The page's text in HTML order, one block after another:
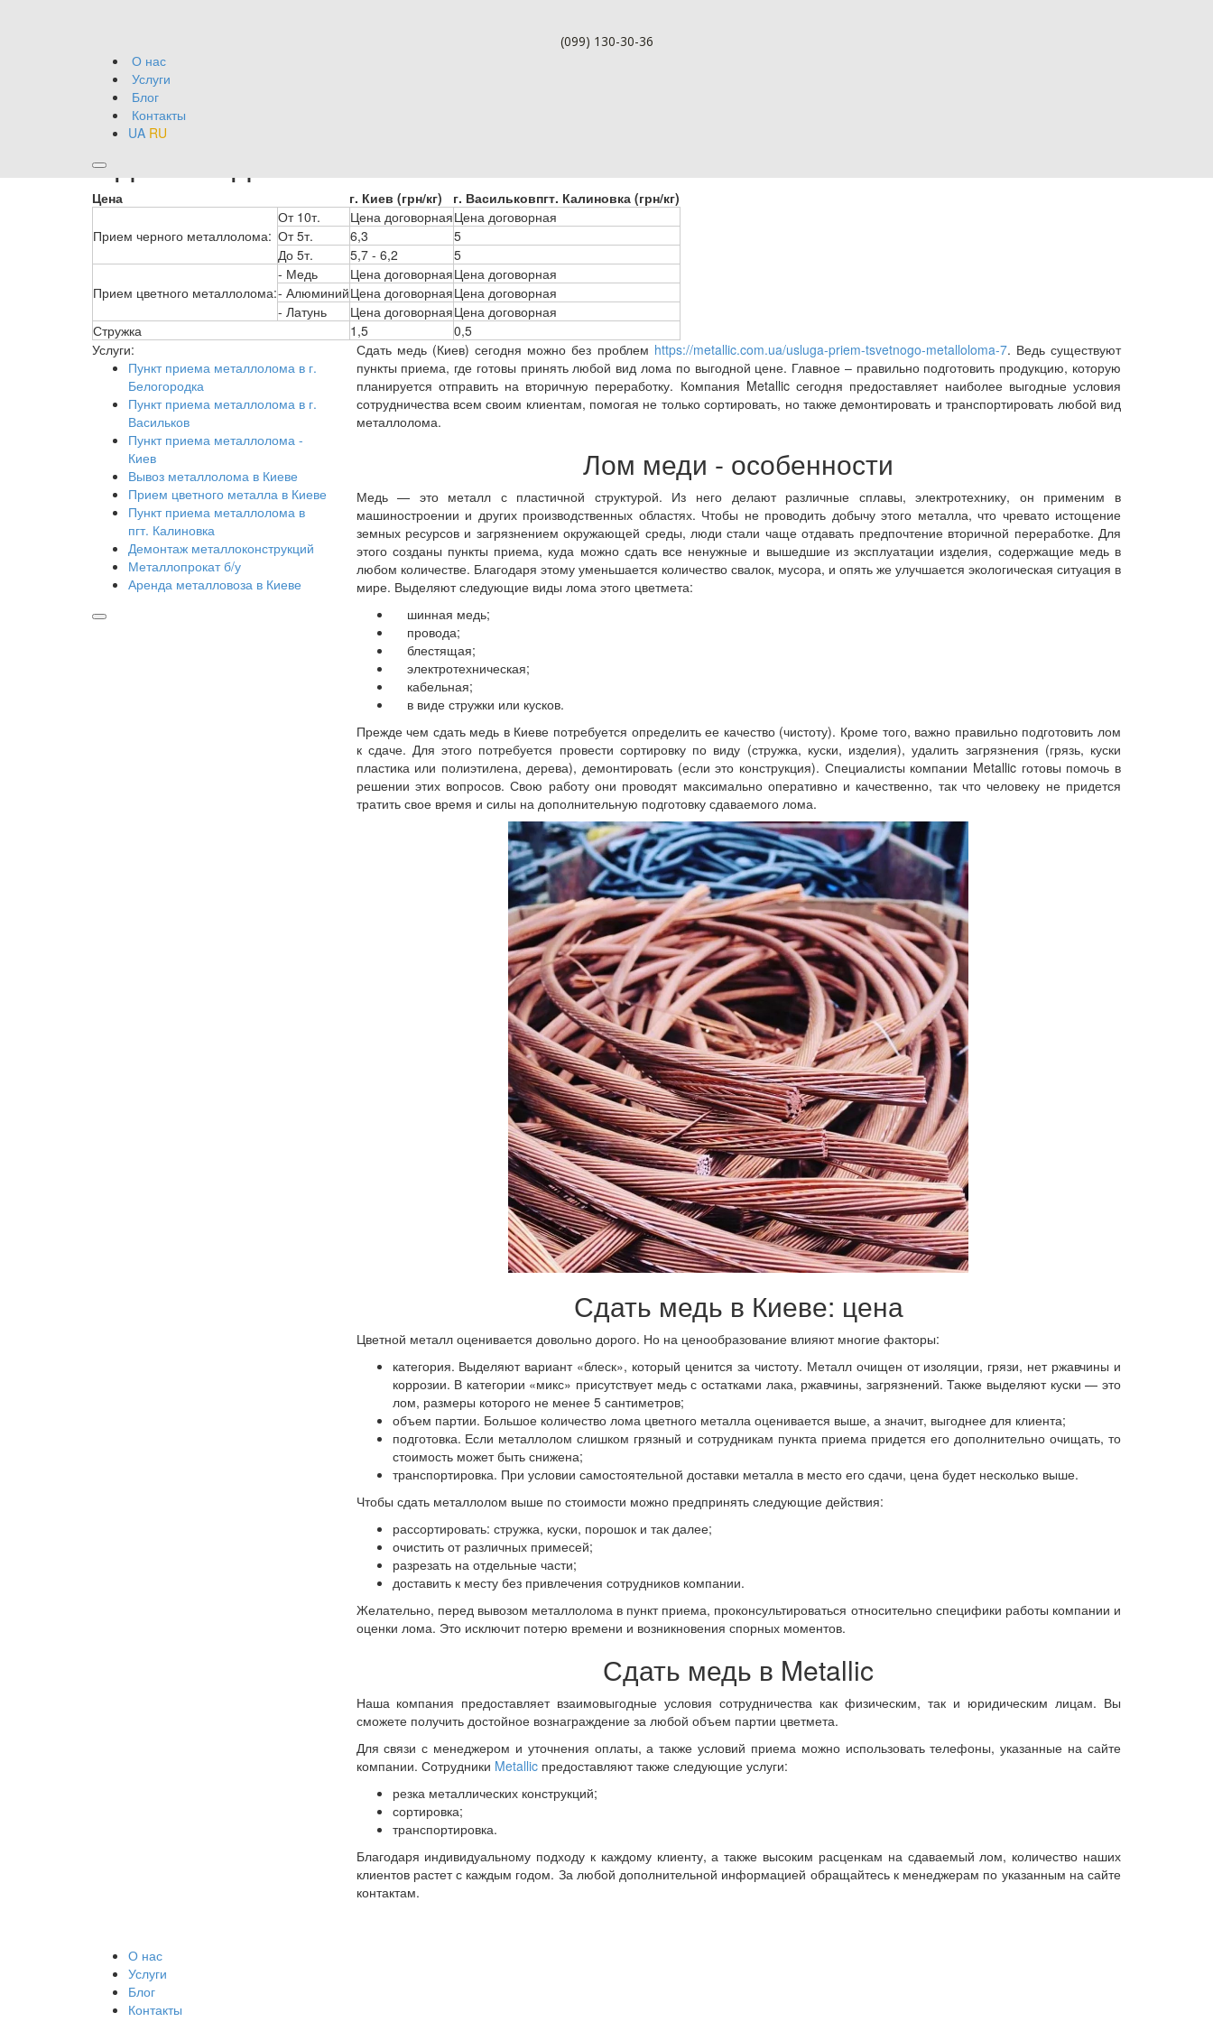
(099) 130-30-36
О нас
Услуги
Блог
Контакты
UA RU
Сдать медь - Киев
Цена г. Киев (грн/кг) г. Васильковпгт. Калиновка (грн/кг)
Прием черного металлолома:
От 10т. Цена договорнаяЦена договорная
От 5т.
6,3
5
До 5т.
5,7 - 6,2 5
Прием цветного металлолома:
- Медь Цена договорнаяЦена договорная
- АлюминийЦена договорнаяЦена договорная
- Латунь
Цена договорнаяЦена договорная
Стружка
1,5
0,5
Услуги:
Пункт приема металлолома в г.
Белогородка
Пункт приема металлолома в г.
Васильков
Пункт приема металлолома -
Киев
Вывоз металлолома в Киеве
Прием цветного металла в Киеве
Пункт приема металлолома в
пгт. Калиновка
Демонтаж металлоконструкций
Металлопрокат б/у
Аренда металловоза в Киеве
Сдать медь (Киев) сегодня можно без проблем https://metallic.com.ua/usluga-priem-tsvetnogo-metalloloma-7. Ведь существуют
пункты приема, где готовы принять любой вид лома по выгодной цене. Главное – правильно подготовить продукцию, которую
планируется отправить на вторичную переработку. Компания Metallic сегодня предоставляет наиболее выгодные условия
сотрудничества всем своим клиентам, помогая не только сортировать, но также демонтировать и транспортировать любой вид
металлолома.
Лом меди - особенности
Медь — это металл с пластичной структурой. Из него делают различные сплавы, электротехнику, он применим в
машиностроении и других производственных областях. Чтобы не проводить добычу этого металла, что чревато истощение
земных ресурсов и загрязнением окружающей среды, люди стали чаще отдавать предпочтение вторичной переработке. Для
этого созданы пункты приема, куда можно сдать все ненужные и вышедшие из эксплуатации изделия, содержащие медь в
любом количестве. Благодаря этому уменьшается количество свалок, мусора, и опять же улучшается экологическая ситуация в
мире. Выделяют следующие виды лома этого цветмета:
шинная медь;
провода;
блестящая;
электротехническая;
кабельная;
в виде стружки или кусков.
Прежде чем сдать медь в Киеве потребуется определить ее качество (чистоту). Кроме того, важно правильно подготовить лом
к сдаче. Для этого потребуется провести сортировку по виду (стружка, куски, изделия), удалить загрязнения (грязь, куски
пластика или полиэтилена, дерева), демонтировать (если это конструкция). Специалисты компании Metallic готовы помочь в
решении этих вопросов. Свою работу они проводят максимально оперативно и качественно, так что человеку не придется
тратить свое время и силы на дополнительную подготовку сдаваемого лома.
Сдать медь в Киеве: цена
Цветной металл оценивается довольно дорого. Но на ценообразование влияют многие факторы:
категория. Выделяют вариант «блеск», который ценится за чистоту. Металл очищен от изоляции, грязи, нет ржавчины и
коррозии. В категории «микс» присутствует медь с остатками лака, ржавчины, загрязнений. Также выделяют куски — это
лом, размеры которого не менее 5 сантиметров;
объем партии. Большое количество лома цветного металла оценивается выше, а значит, выгоднее для клиента;
подготовка. Если металлолом слишком грязный и сотрудникам пункта приема придется его дополнительно очищать, то
стоимость может быть снижена;
транспортировка. При условии самостоятельной доставки металла в место его сдачи, цена будет несколько выше.
Чтобы сдать металлолом выше по стоимости можно предпринять следующие действия:
рассортировать: стружка, куски, порошок и так далее;
очистить от различных примесей;
разрезать на отдельные части;
доставить к месту без привлечения сотрудников компании.
Желательно, перед вывозом металлолома в пункт приема, проконсультироваться относительно специфики работы компании и
оценки лома. Это исключит потерю времени и возникновения спорных моментов.
Сдать медь в Metallic
Наша компания предоставляет взаимовыгодные условия сотрудничества как физическим, так и юридическим лицам. Вы
сможете получить достойное вознаграждение за любой объем партии цветмета.
Для связи с менеджером и уточнения оплаты, а также условий приема можно использовать телефоны, указанные на сайте
компании. Сотрудники Metallicпредоставляют также следующие услуги:
резка металлических конструкций;
сортировка;
транспортировка.
Благодаря индивидуальному подходу к каждому клиенту, а также высоким расценкам на сдаваемый лом, количество наших
клиентов растет с каждым годом. За любой дополнительной информацией обращайтесь к менеджерам по указанным на сайте
контактам.
О нас
Услуги
Блог
Контакты